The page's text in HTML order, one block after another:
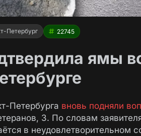
Петербург 22745
ямы
Петербурга вновь подняли
3. По словам
в неудовлетворительном